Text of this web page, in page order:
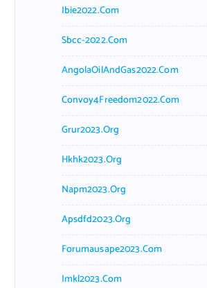
Ibie2022.com
Sbcc-2022.com
AngolaOilAndGas2022.com
Convoy4Freedom2022.com
Grur2023.org
Hkhk2023.org
Napm2023.org
Apsdfd2023.org
Forumausape2023.com
Imkl2023.com